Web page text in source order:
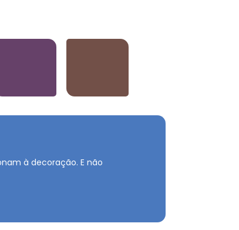
Violetas
Neutros e Marrons
à decoração. E não